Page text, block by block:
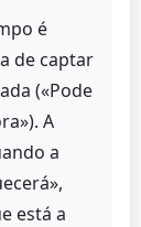
é
de captar
(«Pode
A
a
está a